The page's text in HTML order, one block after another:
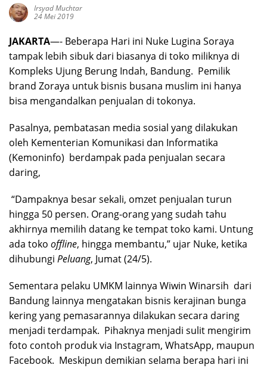
Irsyad Muchtar
24 Mei 2019
JAKARTA—- Beberapa Hari ini Nuke Lugina Soraya
tampak lebih sibuk dari biasanya di toko miliknya di
Kompleks Ujung Berung Indah, Bandung. Pemilik
brand Zoraya untuk bisnis busana muslim ini hanya
bisa mengandalkan penjualan di tokonya.
Pasalnya, pembatasan media sosial yang dilakukan
oleh Kementerian Komunikasi dan Informatika
(Kemoninfo) berdampak pada penjualan secara
daring,
“Dampaknya besar sekali, omzet penjualan turun
hingga 50 persen. Orang-orang yang sudah tahu
akhirnya memilih datang ke tempat toko kami. Untung
ada toko offline, hingga membantu,” ujar Nuke, ketika
dihubungi Peluang, Jumat (24/5).
Sementara pelaku UMKM lainnya Wiwin Winarsih dari
Bandung lainnya mengatakan bisnis kerajinan bunga
kering yang pemasarannya dilakukan secara daring
menjadi terdampak. Pihaknya menjadi sulit mengirim
foto contoh produk via Instagram, WhatsApp, maupun
Facebook. Meskipun demikian selama berapa hari ini